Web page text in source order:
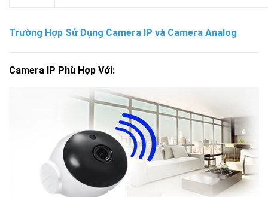
Trường Hợp Sử Dụng Camera IP và Camera Analog
Camera IP Phù Hợp Với: